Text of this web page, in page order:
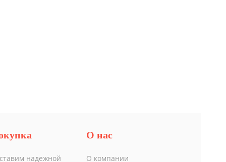
надежной
О нас
О компании